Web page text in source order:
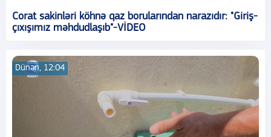
Corat sakinləri köhnə qaz borularından narazıdır: "Giriş-
çıxışımız məhdudlaşıb"-VİDEO
Dünən, 12:04